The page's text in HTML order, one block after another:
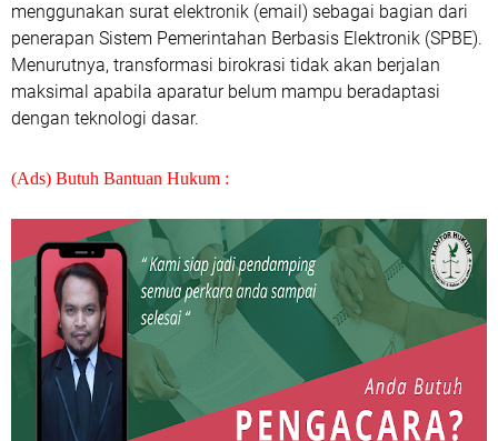
menggunakan surat elektronik (email) sebagai bagian dari
penerapan Sistem Pemerintahan Berbasis Elektronik (SPBE).
Menurutnya, transformasi birokrasi tidak akan berjalan
maksimal apabila aparatur belum mampu beradaptasi
dengan teknologi dasar.
(Ads) Butuh Bantuan Hukum :